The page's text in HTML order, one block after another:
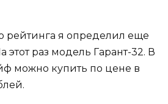
рейтинга я определил еще
этот раз модель Гарант-32. В
можно купить по цене в